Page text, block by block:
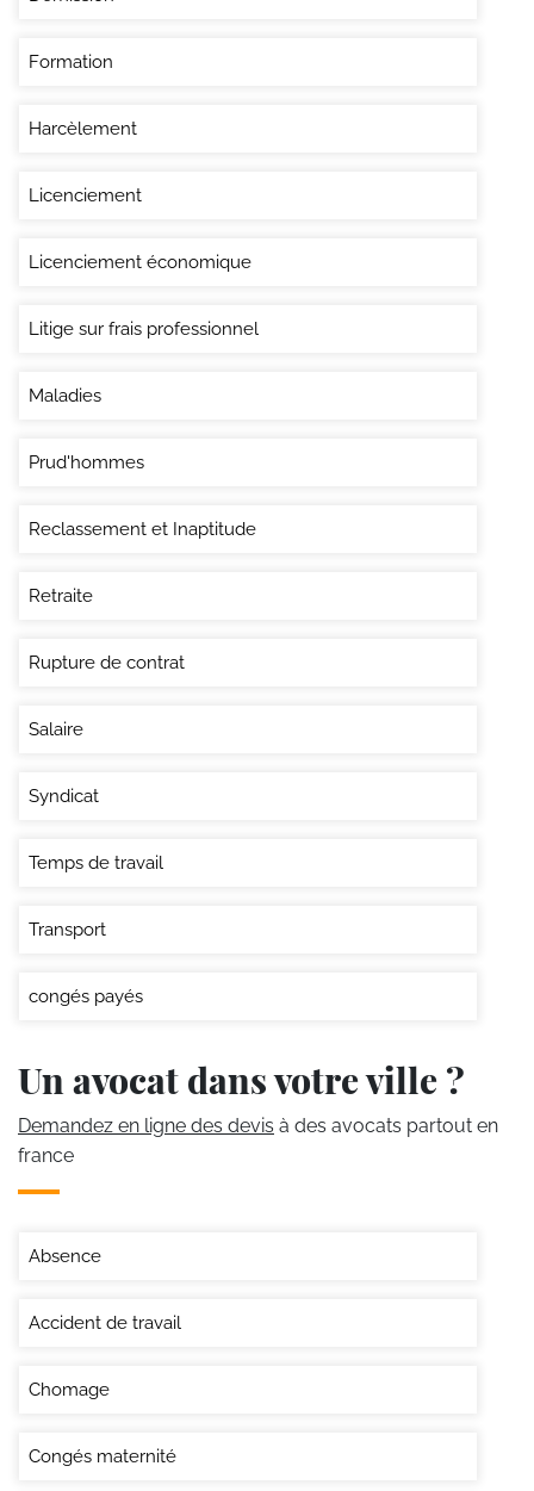
Formation
Harcèlement
Licenciement
Licenciement économique
Litige sur frais professionnel
Maladies
Prud'hommes
Reclassement et Inaptitude
Retraite
Rupture de contrat
Salaire
Syndicat
Temps de travail
Transport
congés payés
Un avocat dans votre ville ?
Demandez en ligne des devis à des avocats partout en
france
Absence
Accident de travail
Chomage
Congés maternité